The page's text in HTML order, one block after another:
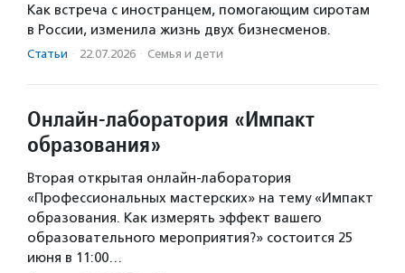
Как встреча с иностранцем, помогающим сиротам
в России, изменила жизнь двух бизнесменов.
Статьи · 22.07.2026 · Семья и дети
Онлайн-лаборатория «Импакт
образования»
Вторая открытая онлайн-лаборатория
«Профессиональных мастерских» на тему «Импакт
образования. Как измерять эффект вашего
образовательного мероприятия?» состоится 25
июня в 11:00…